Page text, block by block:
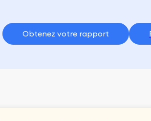
Obtenez votre rapport